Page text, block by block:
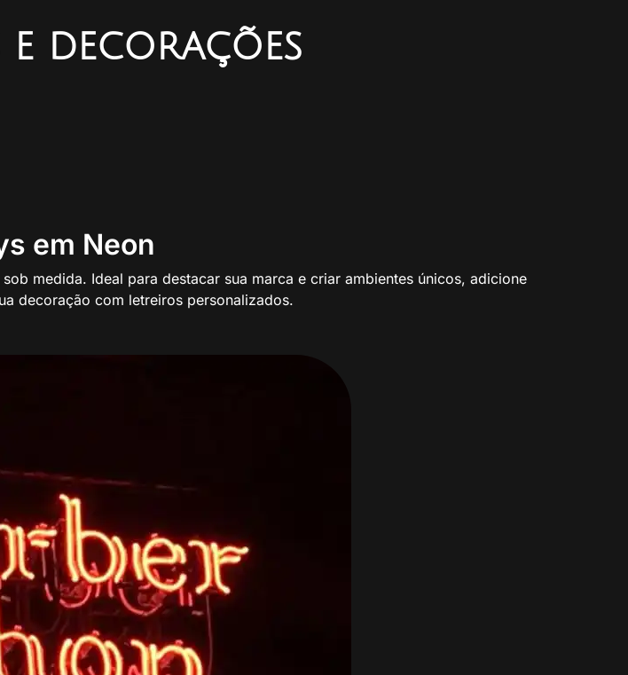
e decorações
em Neon
medida. Ideal para destacar sua marca e criar ambientes únicos, adicione
decoração com letreirospersonalizados.